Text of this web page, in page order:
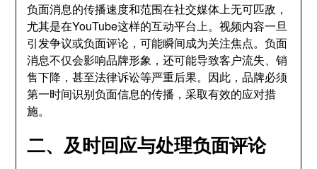
负面消息的传播速度和范围在社交媒体上无可匹敌，
尤其是在YouTube这样的互动平台上。视频内容一旦
引发争议或负面评论，可能瞬间成为关注焦点。负面
消息不仅会影响品牌形象，还可能导致客户流失、销
售下降，甚至法律诉讼等严重后果。因此，品牌必须
第一时间识别负面信息的传播，采取有效的应对措
施。
二、及时回应与处理负面评论